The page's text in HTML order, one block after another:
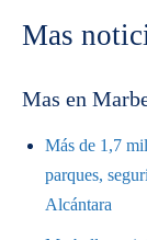
Mas
Mas en
Más de 1,7
parques,
Alcántara